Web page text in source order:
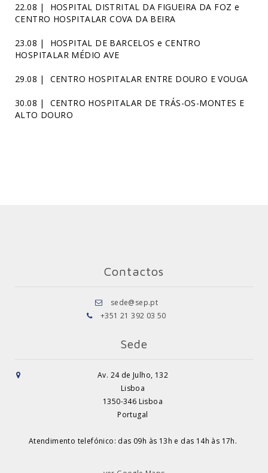
22.08 | HOSPITAL DISTRITAL DA FIGUEIRA DA FOZ e
CENTRO HOSPITALAR COVA DA BEIRA
23.08 | HOSPITAL DE BARCELOS e CENTRO
HOSPITALAR MÉDIO AVE
29.08 | CENTRO HOSPITALAR ENTRE DOURO E VOUGA
30.08 | CENTRO HOSPITALAR DE TRÁS-OS-MONTES E
ALTO DOURO
Contactos
sede@sep.pt
+351 21 392 03 50
Sede
Av. 24 de Julho, 132
Lisboa
1350-346 Lisboa
Portugal
Atendimento telefónico: das 09h às 13h e das 14h às 17h.